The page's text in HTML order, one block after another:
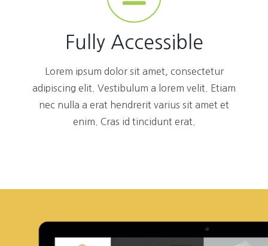
Fully Accessible
Lorem ipsum dolor sit amet, consectetur
adipiscing elit. Vestibulum a lorem velit. Etiam
nec nulla a erat hendrerit varius sit amet et
enim. Cras id tincidunt erat.